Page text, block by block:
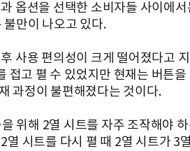
옵션을 선택한 소비자들 사이에
만이 나오고 있다.
사용 편의성이 크게 떨어졌다고 지
접고 펼 수 있었지만 현재는 버튼을
과정이 불편해졌다는 것이다.
위해 2열 시트를 자주 조작해야
열 시트를 다시 펼 때 2열 시트가 3